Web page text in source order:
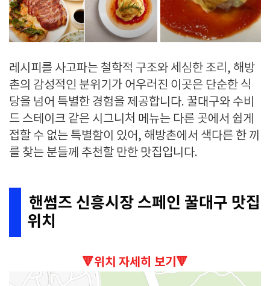
레시피를 사고파는 철학적 구조와 세심한 조리, 해방
촌의 감성적인 분위기가 어우러진 이곳은 단순한 식
당을 넘어 특별한 경험을 제공합니다. 꿀대구와 수비
드 스테이크 같은 시그니처 메뉴는 다른 곳에서 쉽게
접할 수 없는 특별함이 있어, 해방촌에서 색다른 한 끼
를 찾는 분들께 추천할 만한 맛집입니다.
핸썸즈 신흥시장 스페인 꿀대구 맛집
위치
🔻위치 자세히 보기🔻